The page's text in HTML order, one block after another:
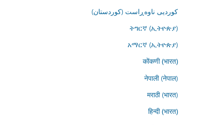
کوردیی ناوەڕاست (کوردستان)
ትግርኛ (ኢትዮጵያ)
አማርኛ (ኢትዮጵያ)
कोंकणी (भारत)
नेपाली (नेपाल)
मराठी (भारत)
हिन्दी (भारत)